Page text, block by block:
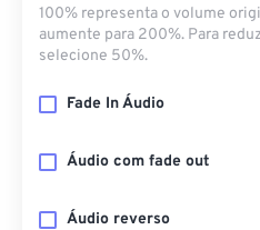
100% representa o volume
aumente para 200%. Para
selecione 50%.
Fade In Áudio
Áudio com fade out
Áudio reverso